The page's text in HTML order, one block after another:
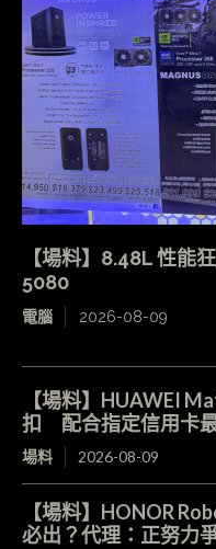
【場料】8.48L 性能
5080
電腦 2026-08-09
【場料】HUAWEI
扣 配合指定信用卡
場料 2026-08-09
【場料】HONOR
必出？代理：正努力